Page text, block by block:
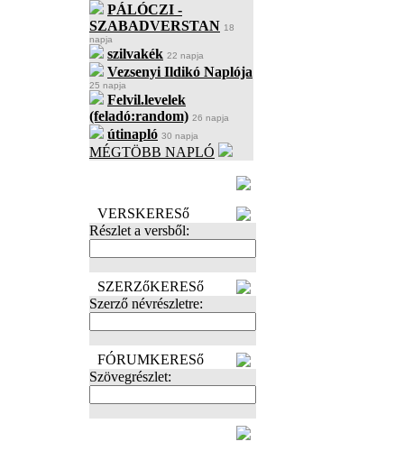
PÁLÓCZI -
SZABADVERSTAN 18
napja
szilvakék 22 napja
Vezsenyi Ildikó Naplója
25 napja
Felvil.levelek
(feladó:random) 26 napja
útinapló 30 napja
MÉGTÖBB NAPLÓ
VERSKERESő
Részlet a versből:
SZERZőKERESő
Szerző névrészletre:
FÓRUMKERESő
Szövegrészlet: